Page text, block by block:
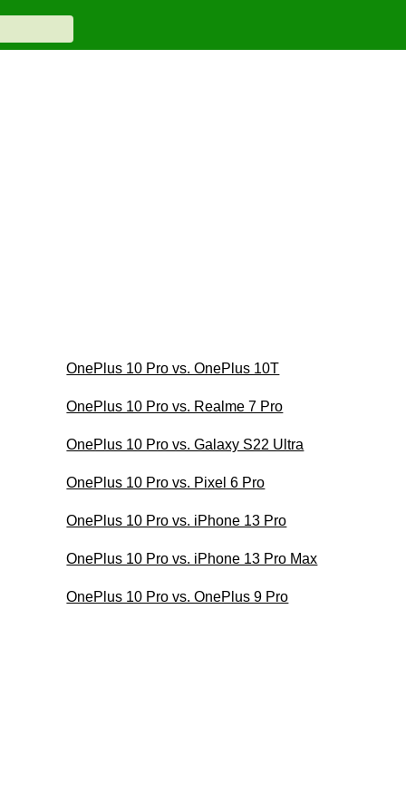
OnePlus 10 Pro vs. OnePlus 10T
OnePlus 10 Pro vs. Realme 7 Pro
OnePlus 10 Pro vs. Galaxy S22 Ultra
OnePlus 10 Pro vs. Pixel 6 Pro
OnePlus 10 Pro vs. iPhone 13 Pro
OnePlus 10 Pro vs. iPhone 13 Pro Max
OnePlus 10 Pro vs. OnePlus 9 Pro